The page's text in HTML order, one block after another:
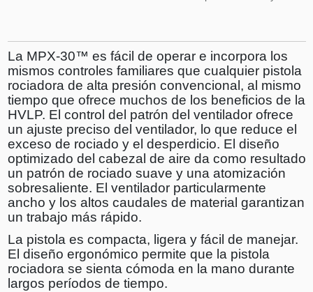
La MPX-30™ es fácil de operar e incorpora los
mismos controles familiares que cualquier pistola
rociadora de alta presión convencional, al mismo
tiempo que ofrece muchos de los beneficios de la
HVLP. El control del patrón del ventilador ofrece
un ajuste preciso del ventilador, lo que reduce el
exceso de rociado y el desperdicio. El diseño
optimizado del cabezal de aire da como resultado
un patrón de rociado suave y una atomización
sobresaliente. El ventilador particularmente
ancho y los altos caudales de material garantizan
un trabajo más rápido.
La pistola es compacta, ligera y fácil de manejar.
El diseño ergonómico permite que la pistola
rociadora se sienta cómoda en la mano durante
largos períodos de tiempo.